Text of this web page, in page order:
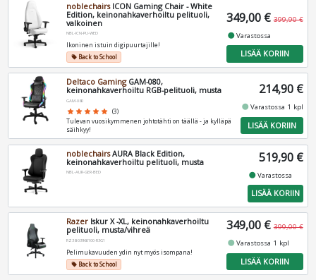
noblechairsICON Gaming Chair - White
Edition, keinonahkaverhoiltu pelituoli,
valkoinen
NBL-ICN-PU-WED
Ikoninen istuin digipuurtajille!
local_offerBack to School
349,00 € 399,90 €
fiber_manual_recordVarastossa
LISÄÄ KORIIN
Deltaco GamingGAM-080,
keinonahkaverhoiltu RGB-pelituoli, musta
GAM-080
star star star star star (3)
Tulevan vuosikymmenen johtotähti on täällä - ja kylläpä
säihkyy!
214,90 €
fiber_manual_recordVarastossa 1 kpl
LISÄÄ KORIIN
noblechairsAURA Black Edition,
keinonahkaverhoiltu pelituoli, musta
NBL-AUR-GER-BED
519,90 €
fiber_manual_recordVarastossa
LISÄÄ KORIIN
Razer Iskur X -XL, keinonahkaverhoiltu
pelituoli, musta/vihreä
RZ38-03960100-R3G1
Pelimukavuuden ydin nyt myös isompana!
local_offerBack to School
349,00 € 399,00 €
fiber_manual_recordVarastossa 1 kpl
LISÄÄ KORIIN